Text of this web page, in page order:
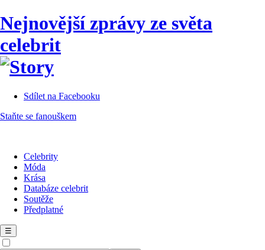
Nejnovější zprávy ze světa
celebrit
Sdílet na Facebooku
Staňte se fanouškem
Celebrity
Móda
Krása
Databáze celebrit
Soutěže
Předplatné
☰